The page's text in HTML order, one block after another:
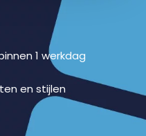
1 werkdag
en stijlen